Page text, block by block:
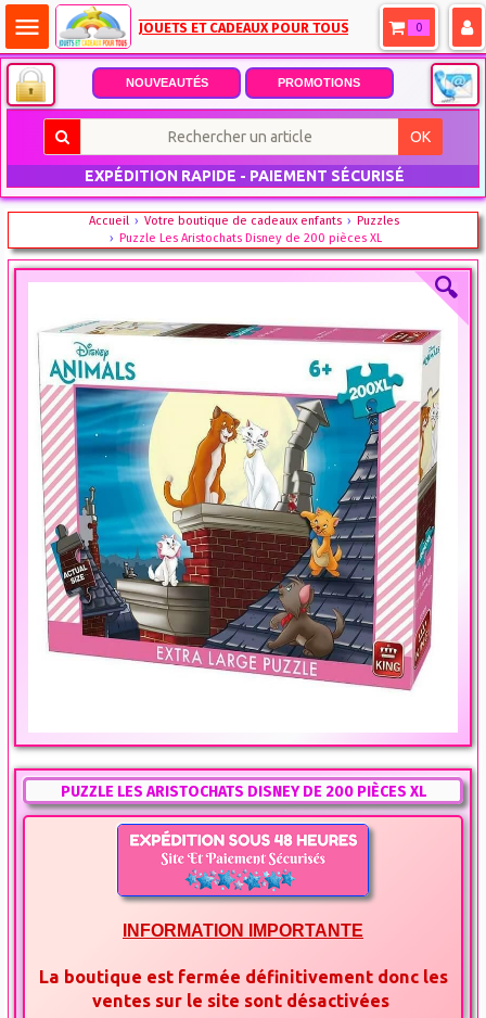
NOUVEAUTÉS PROMOTIONS
OK
EXPÉDITION RAPIDE - PAIEMENT SÉCURISÉ
menu JOUETS ET CADEAUX POUR TOUS 0
Accueil Votre boutique de cadeaux enfants
Puzzles
Puzzle Les Aristochats Disney de 200 pièces XL
PUZZLE LES ARISTOCHATS DISNEY DE 200 PIÈCES XL
INFORMATION IMPORTANTE
La boutique est fermée définitivement donc les
ventes sur le site sont désactivées